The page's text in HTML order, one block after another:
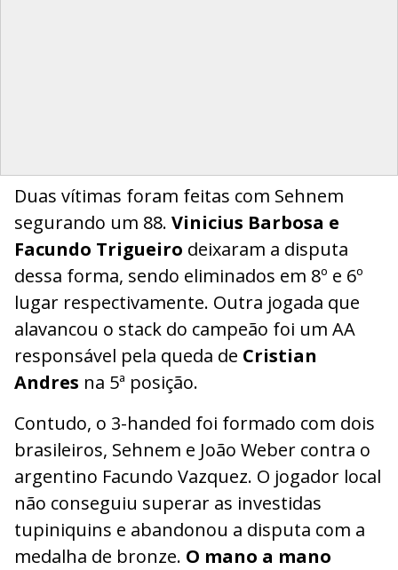
Duas vítimas foram feitas com Sehnem
segurando um 88. Vinicius Barbosa e
Facundo Trigueiro deixaram a disputa
dessa forma, sendo eliminados em 8º e 6º
lugar respectivamente. Outra jogada que
alavancou o stack do campeão foi um AA
responsável pela queda de Cristian
Andres na 5ª posição.
Contudo, o 3-handed foi formado com dois
brasileiros, Sehnem e João Weber contra o
argentino Facundo Vazquez. O jogador local
não conseguiu superar as investidas
tupiniquins e abandonou a disputa com a
medalha de bronze. O mano a mano